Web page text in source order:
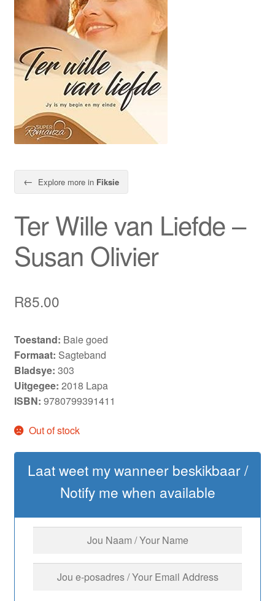
← Explore more in Fiksie
Ter Wille van Liefde –
Susan Olivier
R85.00
Toestand: Baie goed
Formaat: Sagteband
Bladsye: 303
Uitgegee: 2018 Lapa
ISBN: 9780799391411
Out of stock
Laat weet my wanneer beskikbaar /
Notify me when available